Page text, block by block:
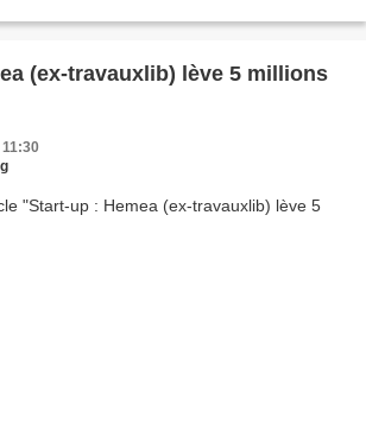
(ex-travauxlib) lève 5 millions